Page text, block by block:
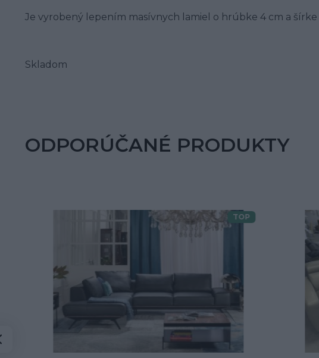
Je vyrobený lepením masívnych lamiel o hrúbke 4 cm a šírke
Skladom
ODPORÚČANÉ PRODUKTY
TOP
Doprava zdarma